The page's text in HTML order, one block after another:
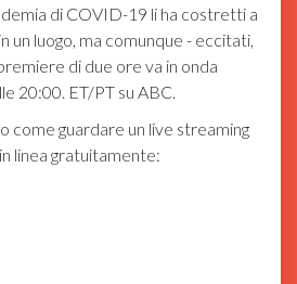
di COVID-19 li ha costretti a
un luogo, ma comunque - eccitati,
di due ore va in onda
20:00. ET/PT su ABC.
come guardare un live streaming
linea gratuitamente: